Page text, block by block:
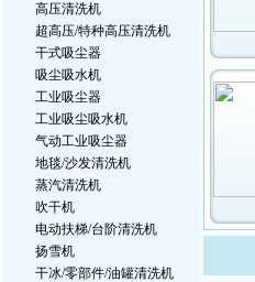
高压清洗机
超高压/特种高压清洗机
干式吸尘器
吸尘吸水机
工业吸尘器
工业吸尘吸水机
气动工业吸尘器
地毯/沙发清洗机
蒸汽清洗机
吹干机
电动扶梯/台阶清洗机
扬雪机
干冰/零部件/油罐清洗机